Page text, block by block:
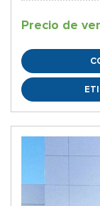
Precio de